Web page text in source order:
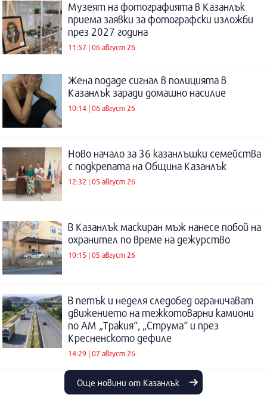
Музеят на фотографията в Казанлък
приема заявки за фотографски изложби
през 2027 година
11:57 | 06 август 26
Жена подаде сигнал в полицията в
Казанлък заради домашно насилие
10:14 | 06 август 26
Ново начало за 36 казанлъшки семейства
с подкрепата на Община Казанлък
12:32 | 05 август 26
В Казанлък маскиран мъж нанесе побой на
охранител по време на дежурство
10:15 | 05 август 26
В петък и неделя следобед ограничават
движението на тежкотоварни камиони
по АМ „Тракия“, „Струма“ и през
Кресненското дефиле
14:29 | 07 август 26
Още новини от Казанлък